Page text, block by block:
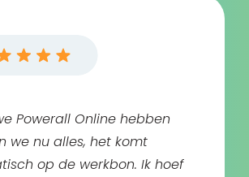
Powerall Online hebben
we nu alles, het komt
op de werkbon. Ik hoef